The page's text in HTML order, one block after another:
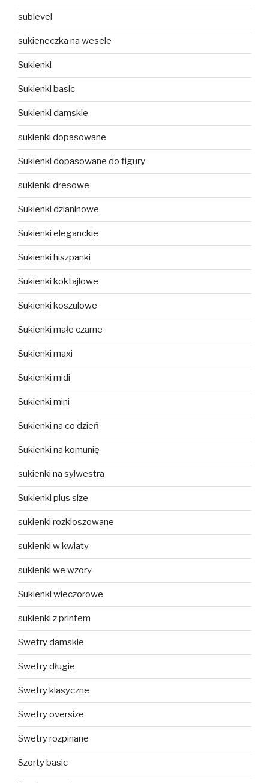
sublevel
sukieneczka na wesele
Sukienki
Sukienki basic
Sukienki damskie
sukienki dopasowane
Sukienki dopasowane do figury
sukienki dresowe
Sukienki dzianinowe
Sukienki eleganckie
Sukienki hiszpanki
Sukienki koktajlowe
Sukienki koszulowe
Sukienki małe czarne
Sukienki maxi
Sukienki midi
Sukienki mini
Sukienki na co dzień
Sukienki na komunię
sukienki na sylwestra
Sukienki plus size
sukienki rozkloszowane
sukienki w kwiaty
sukienki we wzory
Sukienki wieczorowe
sukienki z printem
Swetry damskie
Swetry długie
Swetry klasyczne
Swetry oversize
Swetry rozpinane
Szorty basic